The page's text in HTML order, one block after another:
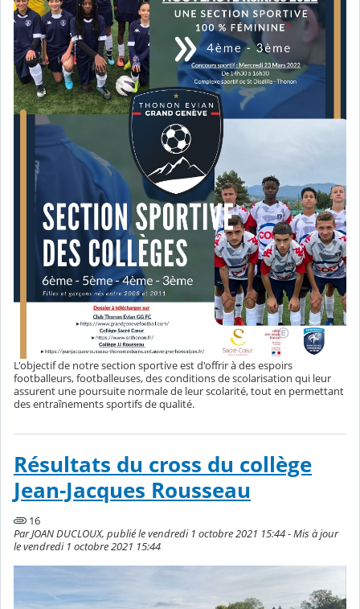
L'objectif de notre section sportive est d'offrir à des espoirs
footballeurs, footballeuses, des conditions de scolarisation qui leur
assurent une poursuite normale de leur scolarité, tout en permettant
des entraînements sportifs de qualité.
Résultats du cross du collège
Jean-Jacques Rousseau
16
Par JOAN DUCLOUX, publié le vendredi 1 octobre 2021 15:44 - Mis à jour
le vendredi 1 octobre 2021 15:44